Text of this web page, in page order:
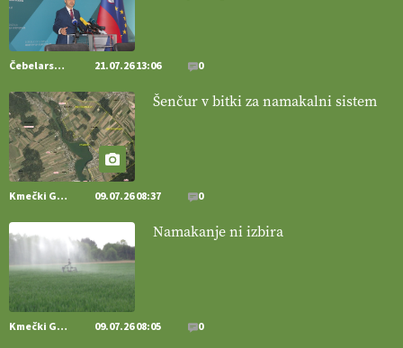
naravno peneče vino, tudi v Sloveniji.
https://t.co/9fpqD3fCrE @EUAgri #IMCAP #CAP
https://t.co/iQ8HkdQnsD
[EKOloško = LOGIČNO
pridelava z mislijo na naravo.
@EUAgri #IMCAP #CAP https://t.co/Bf31lnQSIb
[EKOloško = LOGIČNO
Poleti pridelek rešujejo zdrava tla in
VEČ
https://t.co/qmMX2yevum @EUAgri #IMCAP #CAP
https://t.co/dDwsipE645
Čebelarstvo 21.07.26 13:06 0
Šenčur v bitki za namakalni sistem
Kmečki Glas 09.07.26 08:37 0
Namakanje ni izbira
Kmečki Glas 09.07.26 08:05 0